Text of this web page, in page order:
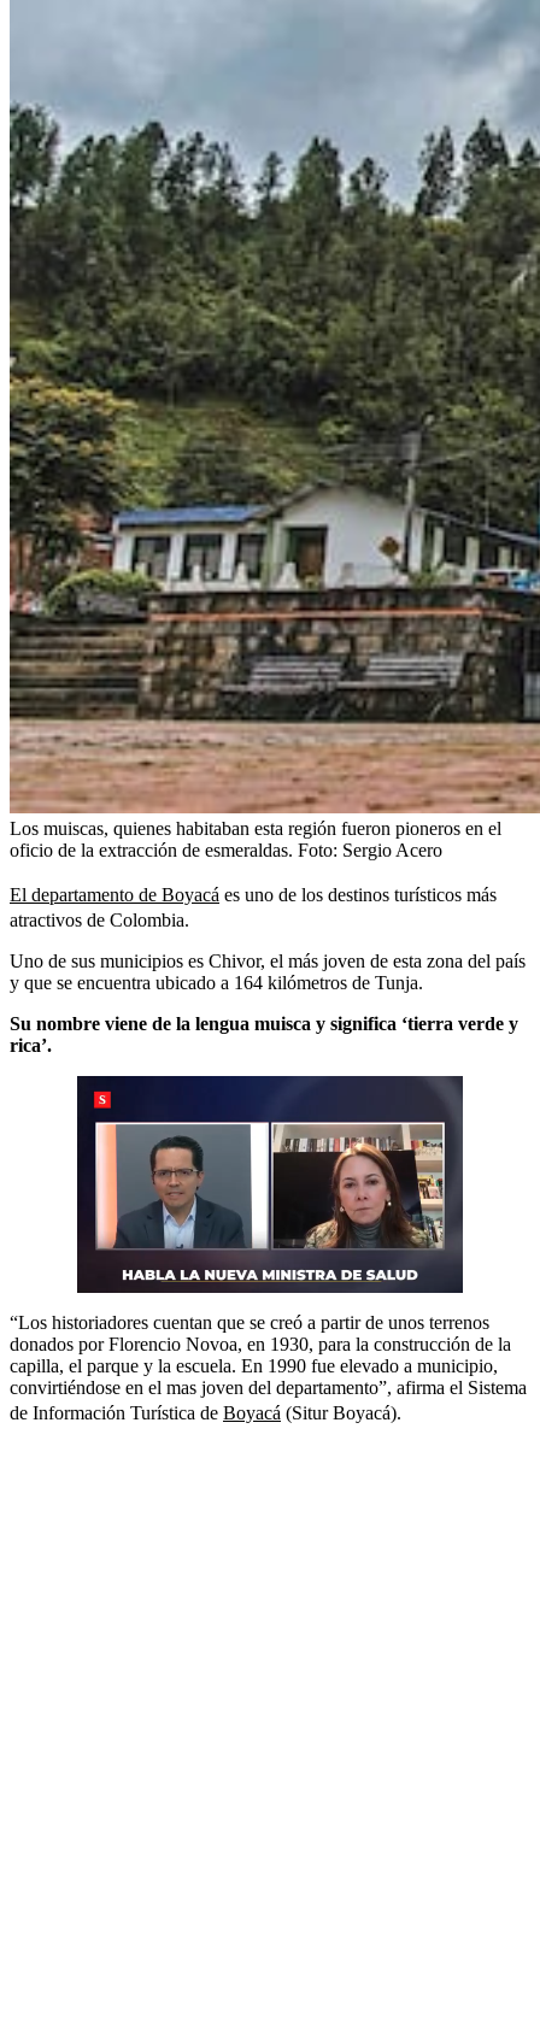
Los muiscas, quienes habitaban esta región fueron pioneros en el
oficio de la extracción de esmeraldas. Foto: Sergio Acero
El departamento de Boyacá es uno de los destinos turísticos más
atractivos de Colombia.
Uno de sus municipios es Chivor, el más joven de esta zona del país
y que se encuentra ubicado a 164 kilómetros de Tunja.
Su nombre viene de la lengua muisca y significa ‘tierra verde y
rica’.
“Los historiadores cuentan que se creó a partir de unos terrenos
donados por Florencio Novoa, en 1930, para la construcción de la
capilla, el parque y la escuela. En 1990 fue elevado a municipio,
convirtiéndose en el mas joven del departamento”, afirma el Sistema
de Información Turística de Boyacá (Situr Boyacá).